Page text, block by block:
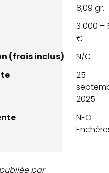
8,09 gr.
3 000 –
€
(frais inclus)
N/C
25
2025
NEO
par